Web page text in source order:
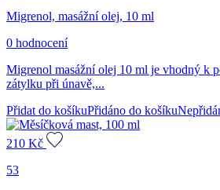
Migrenol, masážní olej, 10 ml
0 hodnocení
Migrenol masážní olej 10 ml je vhodný k
zátylku při únavě,...
Přidat do košíkuPřidáno do košíku
210 Kč
53